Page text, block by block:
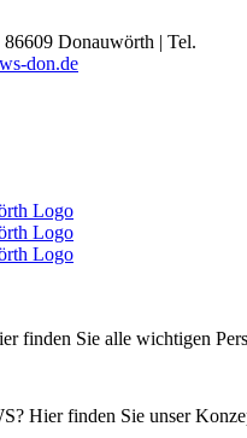
Donauwörth | Tel.
don.de
finden Sie alle wichtigen
Hier finden Sie unser